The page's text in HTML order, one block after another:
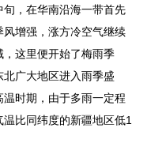
，在华南沿海一带首先
增强，涨方冷空气继续
这里便开始了梅雨季
广大地区进入雨季盛
时期，由于多雨一定程
比同纬度的新疆地区低1